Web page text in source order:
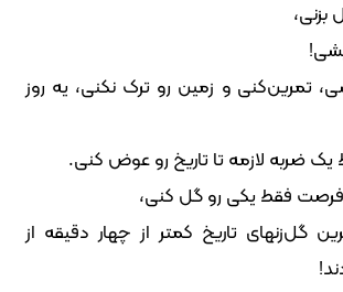
تمرین‌کنی و زمین رو ترک نکنی، یه روز
ضربه لازمه تا تاریخ رو عوض کنی.
گل‌زنهای تاریخ کمتر از چهار دقیقه از